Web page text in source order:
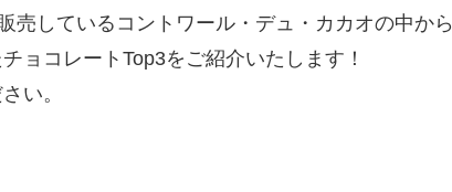
売しているコントワール・デュ・カカオの中から
ョコレートTop3をご紹介いたします！
い。